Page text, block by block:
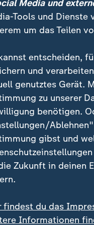
auf einem
Europa für gering.
auftritt, muss
diese schwierige
Überleben zu
bei dieser
Media und
Tools und Dienste
um das Teilen
entscheiden,
und
genutztes Gerät.
zu unserer
benötigen.
gibst und
Zukunft in deinen
findest du das
Informationen